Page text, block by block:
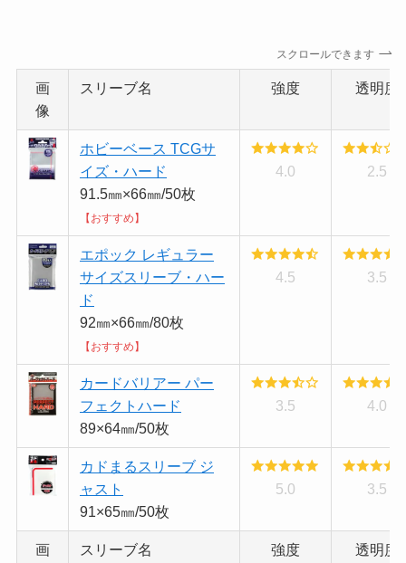
スクロールできます
画
像
スリーブ名 強度 透明度
ホビーベース TCGサ
イズ・ハード
91.5㎜×66㎜/50枚
【おすすめ】
4.0 2.5
エポック レギュラー
サイズスリーブ・ハー
ド
92㎜×66㎜/80枚
【おすすめ】
4.5 3.5
カードバリアー パー
フェクトハード
89×64㎜/50枚
3.5 4.0
カドまるスリーブ ジ
ャスト
91×65㎜/50枚
5.0 3.5
画
スリーブ名 強度 透明度